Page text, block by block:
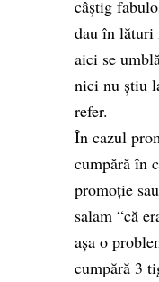
câştig
dau în lături
aici se
nici nu ştiu
refer.
În cazul
cumpără în
promoţie
salam “că
aşa o
cumpără 3